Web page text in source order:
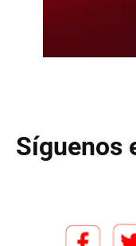
Síguenos